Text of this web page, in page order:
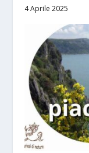
4 Aprile 2025